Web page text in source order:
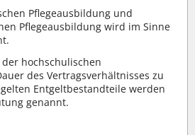
Pflegeausbildung und
Pflegeausbildung wird im Sinne
hochschulischen
des Vertragsverhältnisses zu
Entgeltbestandteile werden
genannt.